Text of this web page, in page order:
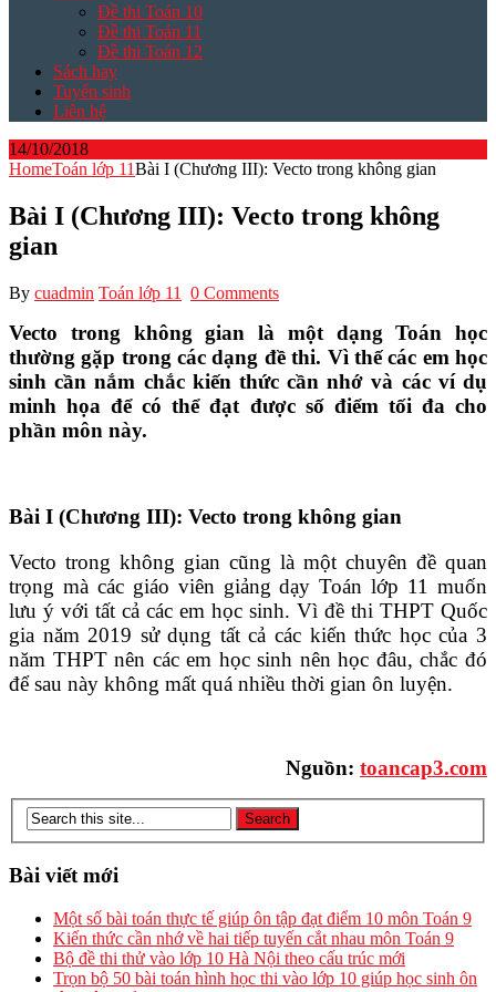
Đề thi Toán 10
Đề thi Toán 11
Đề thi Toán 12
Sách hay
Tuyển sinh
Liên hệ
14/10/2018
HomeToán lớp 11Bài I (Chương III): Vecto trong không gian
Bài I (Chương III): Vecto trong không
gian
By cuadmin Toán lớp 11 0 Comments
Vecto trong không gian là một dạng Toán học
thường gặp trong các dạng đề thi. Vì thế các em học
sinh cần nắm chắc kiến thức cần nhớ và các ví dụ
minh họa để có thể đạt được số điểm tối đa cho
phần môn này.
Bài I (Chương III): Vecto trong không gian
Vecto trong không gian cũng là một chuyên đề quan
trọng mà các giáo viên giảng dạy Toán lớp 11 muốn
lưu ý với tất cả các em học sinh. Vì đề thi THPT Quốc
gia năm 2019 sử dụng tất cả các kiến thức học của 3
năm THPT nên các em học sinh nên học đâu, chắc đó
để sau này không mất quá nhiều thời gian ôn luyện.
Nguồn: toancap3.com
Bài viết mới
Một số bài toán thực tế giúp ôn tập đạt điểm 10 môn Toán 9
Kiến thức cần nhớ về hai tiếp tuyến cắt nhau môn Toán 9
Bộ đề thi thử vào lớp 10 Hà Nội theo cấu trúc mới
Trọn bộ 50 bài toán hình học thi vào lớp 10 giúp học sinh ôn